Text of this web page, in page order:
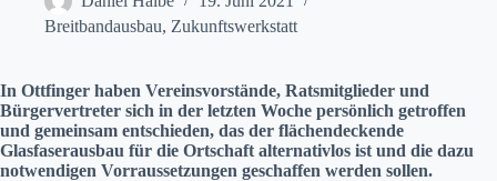
Breitbandausbau, Zukunftswerkstatt
In Ottfinger haben Vereinsvorstände, Ratsmitglieder und
Bürgervertreter sich in der letzten Woche persönlich getroffen
und gemeinsam entschieden, das der flächendeckende
Glasfaserausbau für die Ortschaft alternativlos ist und die dazu
notwendigen Vorraussetzungen geschaffen werden sollen.